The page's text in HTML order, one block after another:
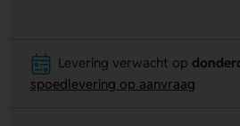
Levering verwacht op
spoedlevering op aanvraag